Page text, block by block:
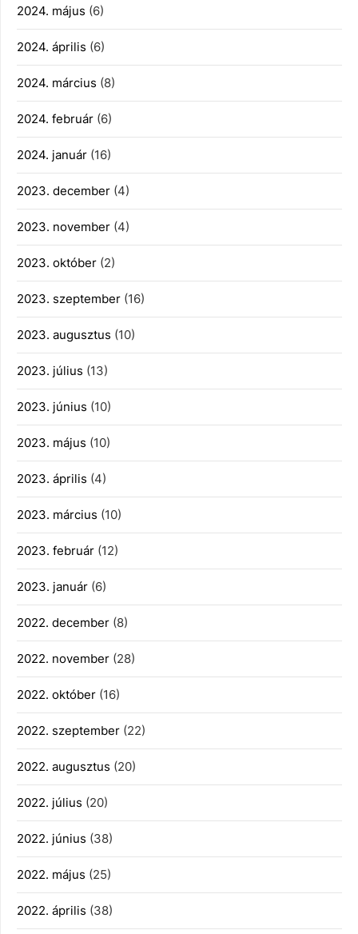
2024. május (6)
2024. április (6)
2024. március (8)
2024. február (6)
2024. január (16)
2023. december (4)
2023. november (4)
2023. október (2)
2023. szeptember (16)
2023. augusztus (10)
2023. július (13)
2023. június (10)
2023. május (10)
2023. április (4)
2023. március (10)
2023. február (12)
2023. január (6)
2022. december (8)
2022. november (28)
2022. október (16)
2022. szeptember (22)
2022. augusztus (20)
2022. július (20)
2022. június (38)
2022. május (25)
2022. április (38)